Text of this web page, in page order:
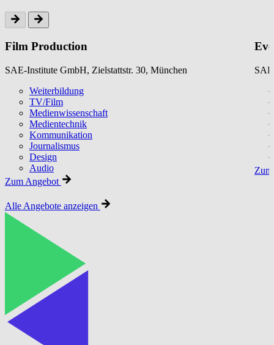
Film Production
SAE-Institute GmbH, Zielstattstr. 30, München
Weiterbildung
TV/Film
Medienwissenschaft
Medientechnik
Kommunikation
Journalismus
Design
Audio
Zum Angebot
Alle Angebote anzeigen